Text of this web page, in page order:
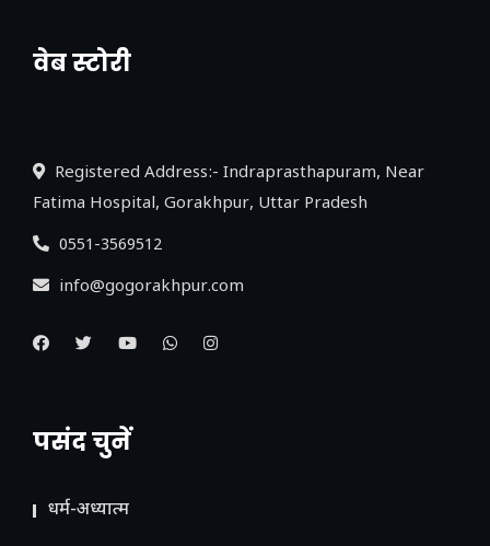
वेब स्टोरी
नया एक्सप्रेसवे: पूर्वांचल का लक, डेवलपमेंट का
Registered Address:- Indraprasthapuram, Near
Fatima Hospital, Gorakhpur, Uttar Pradesh
0551-3569512
info@gogorakhpur.com
पसंद चुनें
धर्म-अध्यात्म